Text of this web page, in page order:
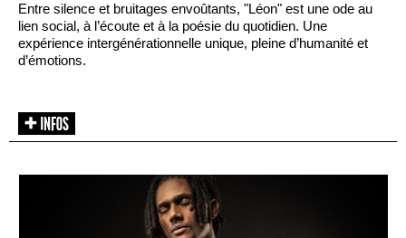
Entre silence et bruitages envoûtants, "Léon" est une ode au
lien social, à l’écoute et à la poésie du quotidien. Une
expérience intergénérationnelle unique, pleine d’humanité et
d’émotions.